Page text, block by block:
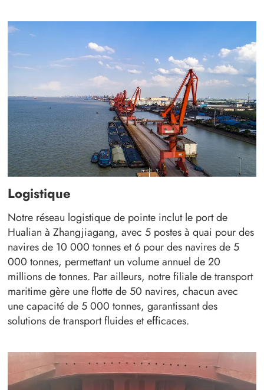
Logistique
Notre réseau logistique de pointe inclut le port de
Hualian à Zhangjiagang, avec 5 postes à quai pour des
navires de 10 000 tonnes et 6 pour des navires de 5
000 tonnes, permettant un volume annuel de 20
millions de tonnes. Par ailleurs, notre filiale de transport
maritime gère une flotte de 50 navires, chacun avec
une capacité de 5 000 tonnes, garantissant des
solutions de transport fluides et efficaces.